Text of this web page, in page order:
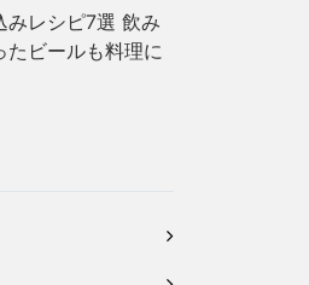
みレシピ7選 飲み
たビールも料理に